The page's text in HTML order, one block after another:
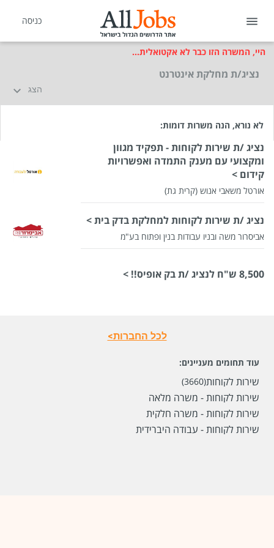
כניסה
היי, המשרה הזו כבר לא אקטואלית...
נציג/ת מחלקת אינטרנט
הצג
שכר
המעסיק לא סיפר לנו
סוג משרה משרה מלאה
מיקום
באר שבע
לפני חודשיים
לא נורא, הנה משרות דומות:
נציג /ת שירות לקוחות - תפקיד מגוון
ומקצועי עם מענק התמדה ואפשרויות
קידום >
אורטל משאבי אנוש (קרית גת)
נציג /ת שירות לקוחות למחלקת בדק בית >
אביסרור משה ובניו עבודות בנין ופתוח בע"מ
8,500 ש"ח לנציג /ת בק אופיס!! >
לכל החברות>
עוד תחומים מעניינים:
שירות לקוחות(3660)
שירות לקוחות - משרה מלאה
שירות לקוחות - משרה חלקית
שירות לקוחות - עבודה היברידית